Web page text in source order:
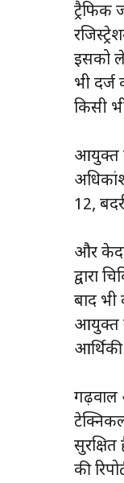
ट्रैफिक
इसको
भी दर्ज
किसी
आयुक्त
12,
और
द्वारा
बाद भी
आयुक्त ने
गढ़वाल
की